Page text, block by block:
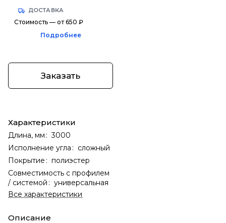
ДОСТАВКА
Стоимость — от 650 ₽
Подробнее
Заказать
Характеристики
Длина, мм : 3000
Исполнение угла : сложный
Покрытие : полиэстер
Совместимость с профилем
/ системой : универсальная
Все характеристики
Описание